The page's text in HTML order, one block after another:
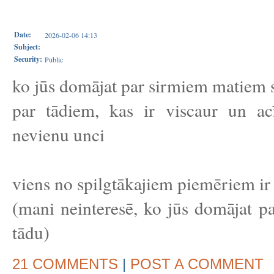
Date: 2026-02-06 14:13
Subject:
Security: Public
ko jūs domājat par sirmiem matiem
par tādiem, kas ir viscaur un
nevienu unci
viens no spilgtākajiem piemēriem
(mani neinteresē, ko jūs domājat
tādu)
21 COMMENTS | POST A COMMENT